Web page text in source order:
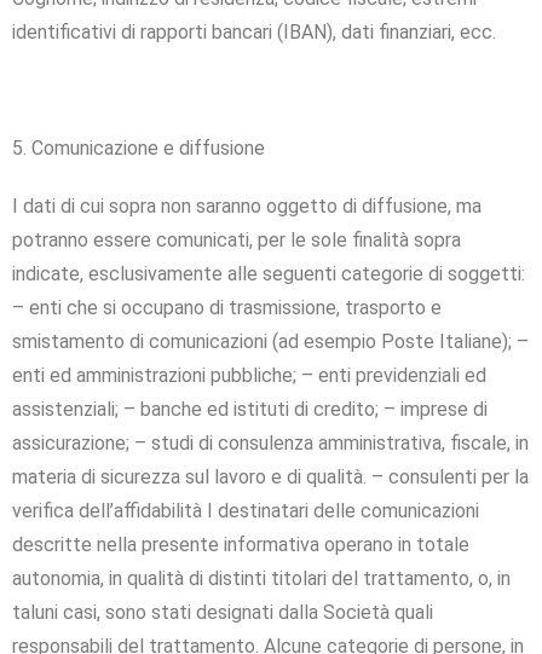
identificativi di rapporti bancari (IBAN), dati finanziari, ecc.
5. Comunicazione e diffusione
I dati di cui sopra non saranno oggetto di diffusione, ma
potranno essere comunicati, per le sole finalità sopra
indicate, esclusivamente alle seguenti categorie di soggetti:
– enti che si occupano di trasmissione, trasporto e
smistamento di comunicazioni (ad esempio Poste Italiane); –
enti ed amministrazioni pubbliche; – enti previdenziali ed
assistenziali; – banche ed istituti di credito; – imprese di
assicurazione; – studi di consulenza amministrativa, fiscale, in
materia di sicurezza sul lavoro e di qualità. – consulenti per la
verifica dell’affidabilità I destinatari delle comunicazioni
descritte nella presente informativa operano in totale
autonomia, in qualità di distinti titolari del trattamento, o, in
taluni casi, sono stati designati dalla Società quali
responsabili del trattamento. Alcune categorie di persone, in